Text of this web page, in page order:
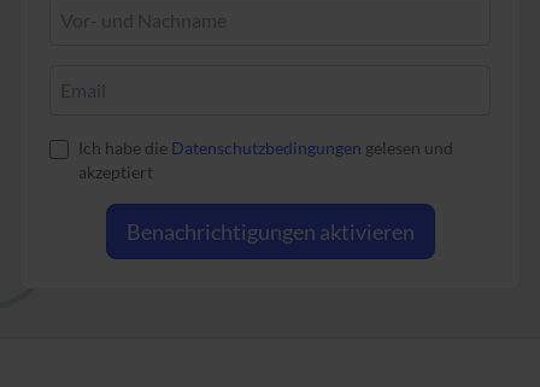
Ich habe die Datenschutzbedingungen gelesen und
akzeptiert
Benachrichtigungen aktivieren